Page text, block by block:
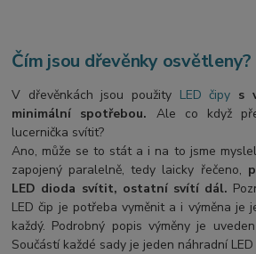
Čím jsou dřevěnky osvětleny?
V dřevěnkách jsou použity LED čipy s
minimální spotřebou. Ale co když
lucernička svítit?
Ano, může se to stát a i na to jsme
zapojený paralelně, tedy laicky řečeno,
LED dioda svítit, ostatní svítí dál.
LED čip je potřeba vyměnit a i výměna je
každý. Podrobný popis výměny je
Součástí každé sady je jeden náhradní LED